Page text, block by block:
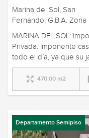
Marina del Sol, San
Fernando, G.B.A. Zona
MARINA DEL SOL:
Privada. Imponente
todo el día, ya que su
470,00 m2
Departamento Semipiso